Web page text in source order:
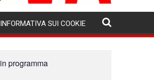
INFORMATIVA SUI COOKIE
programma